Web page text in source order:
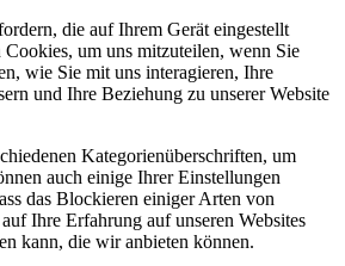
die auf Ihrem Gerät eingestellt
um uns mitzuteilen, wenn Sie
wie Sie mit uns interagieren, Ihre
und Ihre Beziehung zu unserer Website
Kategorienüberschriften, um
auch einige Ihrer Einstellungen
das Blockieren einiger Arten von
Ihre Erfahrung auf unseren Websites
kann, die wir anbieten können.